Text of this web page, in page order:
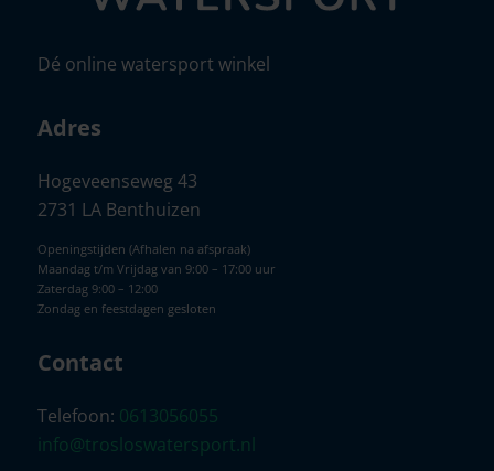
Dé online watersport winkel
Adres
Hogeveenseweg 43
2731 LA Benthuizen
Openingstijden (Afhalen na afspraak)
Maandag t/m Vrijdag van 9:00 – 17:00 uur
Zaterdag 9:00 – 12:00
Zondag en feestdagen gesloten
Contact
Telefoon: 0613056055
info@trosloswatersport.nl